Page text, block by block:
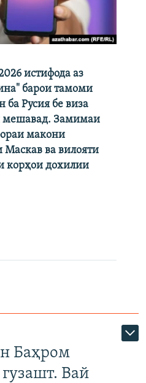
истифода аз
барои тамоми
ба Русия бе виза
мешавад. Замимаи
макони
ва вилояти
корҳои дохилии
Баҳром
Вай